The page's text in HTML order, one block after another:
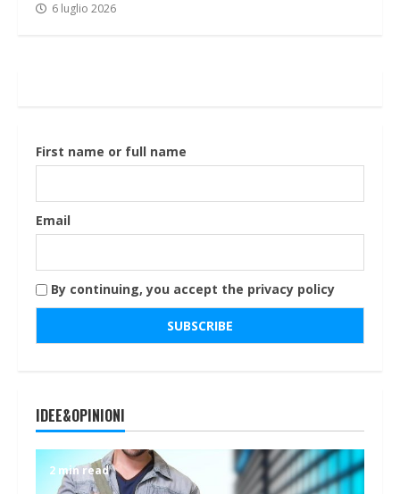
6 luglio 2026
First name or full name
Email
By continuing, you accept the privacy policy
IDEE&OPINIONI
2 min read